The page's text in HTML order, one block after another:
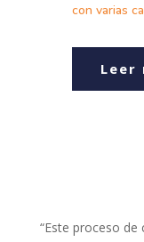
con varias
Leer
“Este proceso